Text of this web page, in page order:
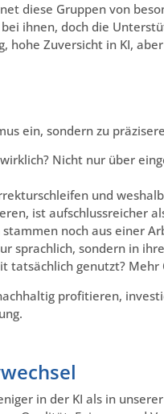
diese Gruppen von
ihnen, doch die
hohe Zuversicht in KI,
ein, sondern zu
Nicht nur über
und
ist aufschlussreicher
noch aus einer
sprachlich, sondern in
tatsächlich genutzt?
profitieren,
in der KI als in